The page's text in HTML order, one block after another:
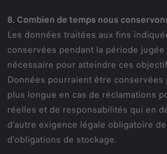
8. Combien de temps nous
Les données traitées aux fins
conservées pendant la période
nécessaire pour atteindre ces
Données pourraient être
plus longue en cas de réclamations
réelles et de responsabilités qui en
d'autre exigence légale obligatoire
d'obligations de stockage.